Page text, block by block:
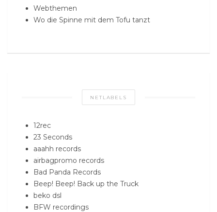
Webthemen
Wo die Spinne mit dem Tofu tanzt
NETLABELS
12rec
23 Seconds
aaahh records
airbagpromo records
Bad Panda Records
Beep! Beep! Back up the Truck
beko dsl
BFW recordings